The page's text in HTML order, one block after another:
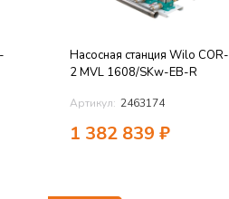
Насосная станция Wilo COR-
2 MVL 1608/SKw-EB-R
Артикул: 2463174
1 382 839 ₽